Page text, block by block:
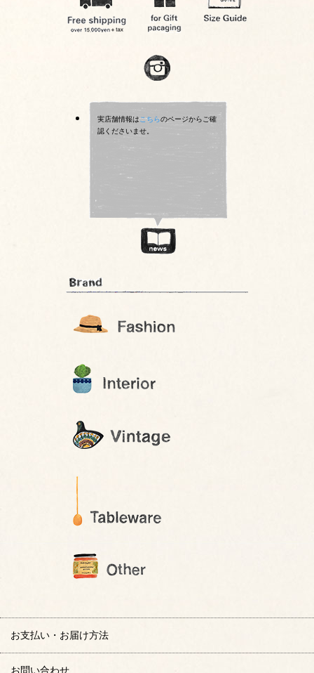
実店舗情報はこちらのページからご確
認くださいませ。
お支払い・お届け方法
お問い合わせ